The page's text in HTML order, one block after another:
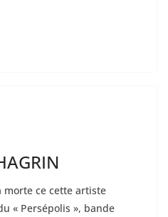
morte ce cette artiste
« Persépolis », bande